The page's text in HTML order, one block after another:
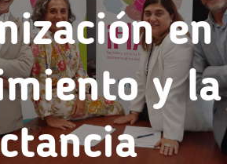
en
y la